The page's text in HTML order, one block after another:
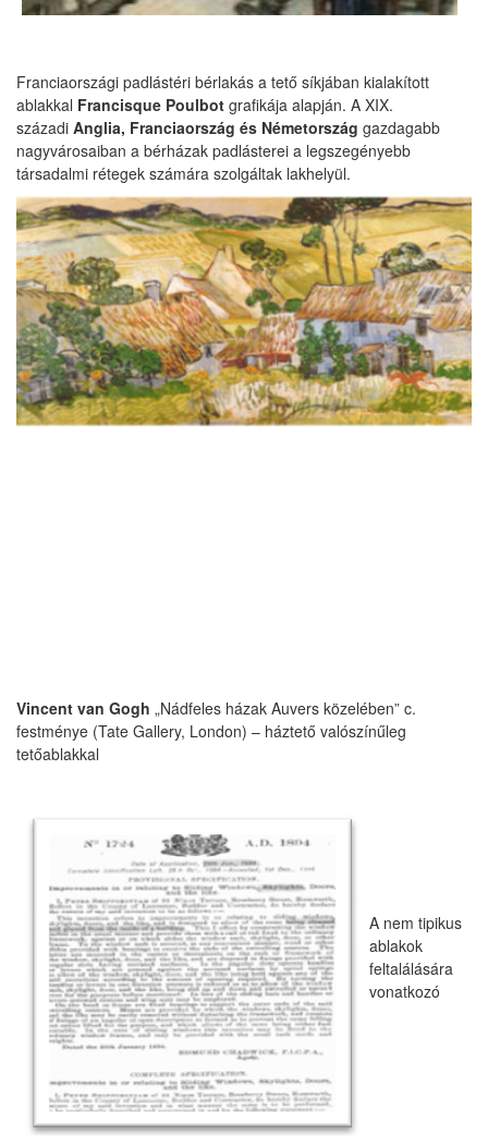
Franciaországi padlástéri bérlakás a tető síkjában kialakított
ablakkal Francisque Poulbot grafikája alapján. A XIX.
századi Anglia, Franciaország és Németország gazdagabb
nagyvárosaiban a bérházak padlásterei a legszegényebb
társadalmi rétegek számára szolgáltak lakhelyül.
Vincent van Gogh „Nádfeles házak Auvers közelében” c.
festménye (Tate Gallery, London) – háztető valószínűleg
tetőablakkal
A nem tipikus
ablakok
feltalálására
vonatkozó